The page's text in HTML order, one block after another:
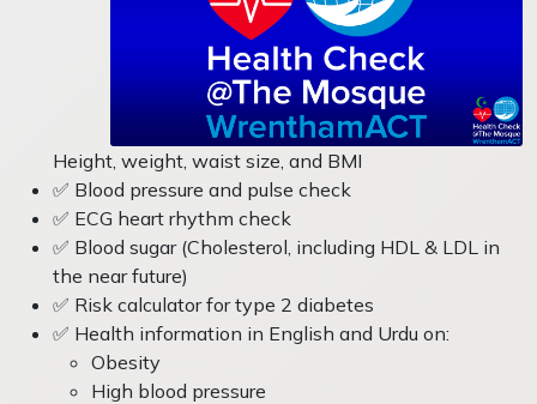
Height, weight, waist size, and BMI
✅ Blood pressure and pulse check
✅ ECG heart rhythm check
✅ Blood sugar (Cholesterol, including HDL & LDL in
the near future)
✅ Risk calculator for type 2 diabetes
✅ Health information in English and Urdu on:
Obesity
High blood pressure